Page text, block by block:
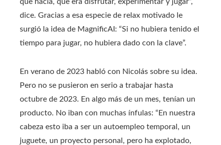
dice. Gracias a esa especie de relax motivado le
surgió la idea de MagnificAI: “Si no hubiera tenido el
tiempo para jugar, no hubiera dado con la clave”.
En verano de 2023 habló con Nicolás sobre su idea.
Pero no se pusieron en serio a trabajar hasta
octubre de 2023. En algo más de un mes, tenían un
producto. No iban con muchas ínfulas: “En nuestra
cabeza esto iba a ser un autoempleo temporal, un
juguete, un proyecto personal, pero ha explotado,